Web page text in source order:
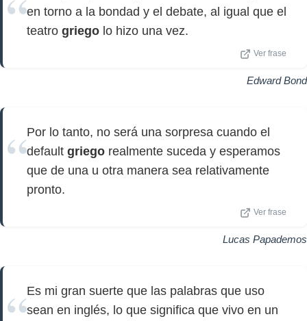
en torno a la bondad y el debate, al igual que el
teatro griego lo hizo una vez.
Ver frase
Edward Bond
Por lo tanto, no será una sorpresa cuando el
default griego realmente suceda y esperamos
que de una u otra manera sea relativamente
pronto.
Ver frase
Lucas Papademos
Es mi gran suerte que las palabras que uso
sean en inglés, lo que significa que vivo en un